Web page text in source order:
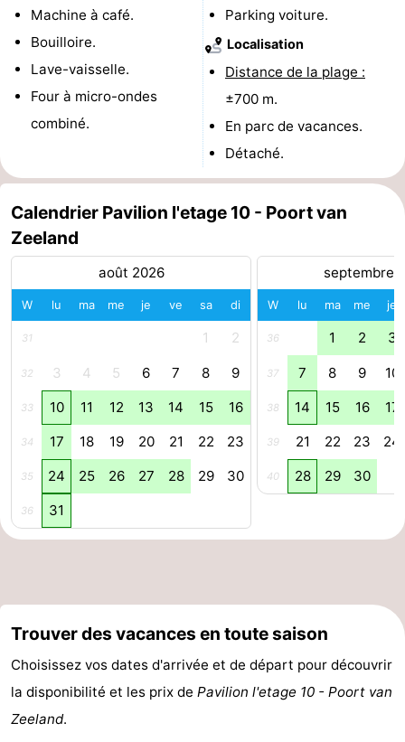
Hollande-
Nature
Duin
-
Katwijk
Haye
Rotterdam
Zeeland
Schouwen-
Duiveland
Bruinisse
-
Nature
-
Machine à café.
Bouilloire.
Lave-vaisselle.
Four à micro-ondes
combiné.
Parking voiture.
Localisation
Distance de la plage :
±700 m.
En parc de vacances.
Détaché.
Calendrier Pavilion l'etage 10 - Poort van
Zeeland
août 2026
W lu ma me je ve sa di
31 1 2
32 3 4 5 6 7 8 9
33 10 11 12 13 14 15 16
34 17 18 19 20 21 22 23
35 24 25 26 27 28 29 30
36 31
septembre
W lu ma me je
36 1 2 3
37 7 8 9 10
38 14 15 16 17
39 21 22 23 24
40 28 29 30
Trouver des vacances en toute saison
Choisissez vos dates d'arrivée et de départ pour découvrir
la disponibilité et les prix de Pavilion l'etage 10 - Poort van
Zeeland.